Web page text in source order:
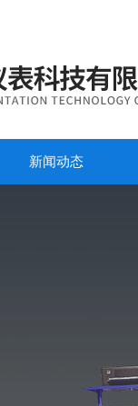
新闻动态